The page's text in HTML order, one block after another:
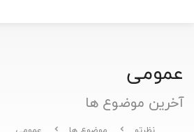
عمومی
آخرین موضوع ها